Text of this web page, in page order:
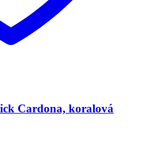
Cardona, koralová